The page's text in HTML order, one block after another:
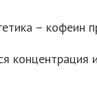
– кофеин
концентрация